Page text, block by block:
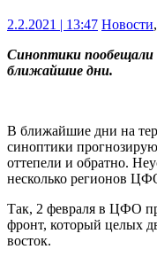
2.2.2021 | 13:47 Новости,
Синоптики пообещали
ближайшие дни.
В ближайшие дни на
синоптики
оттепели и обратно.
несколько регионов
Так, 2 февраля в ЦФО
фронт, который целых
восток.